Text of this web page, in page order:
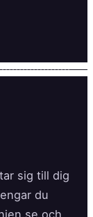
sig till dig
du
och